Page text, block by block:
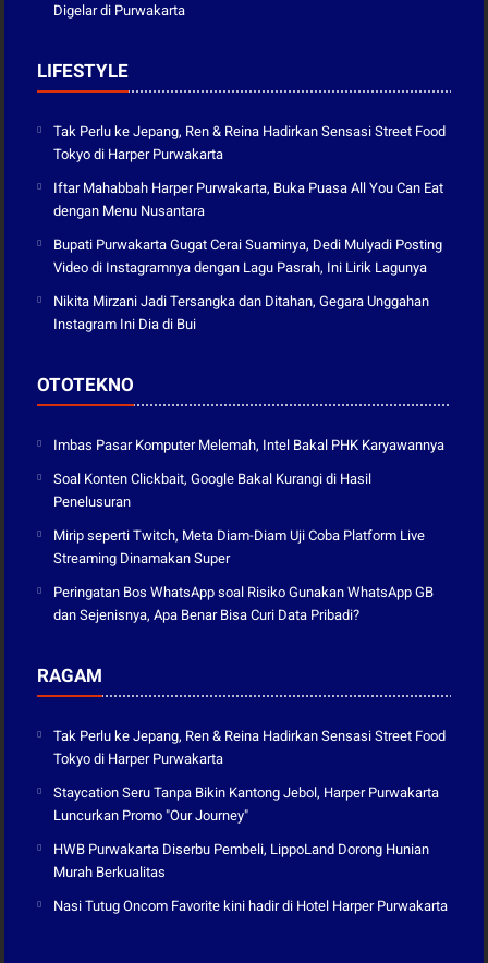
Digelar di Purwakarta
LIFESTYLE
Tak Perlu ke Jepang, Ren & Reina Hadirkan Sensasi Street Food
Tokyo di Harper Purwakarta
Iftar Mahabbah Harper Purwakarta, Buka Puasa All You Can Eat
dengan Menu Nusantara
Bupati Purwakarta Gugat Cerai Suaminya, Dedi Mulyadi Posting
Video di Instagramnya dengan Lagu Pasrah, Ini Lirik Lagunya
Nikita Mirzani Jadi Tersangka dan Ditahan, Gegara Unggahan
Instagram Ini Dia di Bui
OTOTEKNO
Imbas Pasar Komputer Melemah, Intel Bakal PHK Karyawannya
Soal Konten Clickbait, Google Bakal Kurangi di Hasil
Penelusuran
Mirip seperti Twitch, Meta Diam-Diam Uji Coba Platform Live
Streaming Dinamakan Super
Peringatan Bos WhatsApp soal Risiko Gunakan WhatsApp GB
dan Sejenisnya, Apa Benar Bisa Curi Data Pribadi?
RAGAM
Tak Perlu ke Jepang, Ren & Reina Hadirkan Sensasi Street Food
Tokyo di Harper Purwakarta
Staycation Seru Tanpa Bikin Kantong Jebol, Harper Purwakarta
Luncurkan Promo "Our Journey"
HWB Purwakarta Diserbu Pembeli, LippoLand Dorong Hunian
Murah Berkualitas
Nasi Tutug Oncom Favorite kini hadir di Hotel Harper Purwakarta